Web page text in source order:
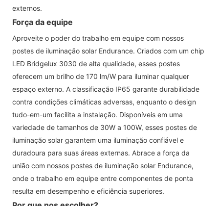
externos.
Força da equipe
Aproveite o poder do trabalho em equipe com nossos
postes de iluminação solar Endurance. Criados com um chip
LED Bridgelux 3030 de alta qualidade, esses postes
oferecem um brilho de 170 lm/W para iluminar qualquer
espaço externo. A classificação IP65 garante durabilidade
contra condições climáticas adversas, enquanto o design
tudo-em-um facilita a instalação. Disponíveis em uma
variedade de tamanhos de 30W a 100W, esses postes de
iluminação solar garantem uma iluminação confiável e
duradoura para suas áreas externas. Abrace a força da
união com nossos postes de iluminação solar Endurance,
onde o trabalho em equipe entre componentes de ponta
resulta em desempenho e eficiência superiores.